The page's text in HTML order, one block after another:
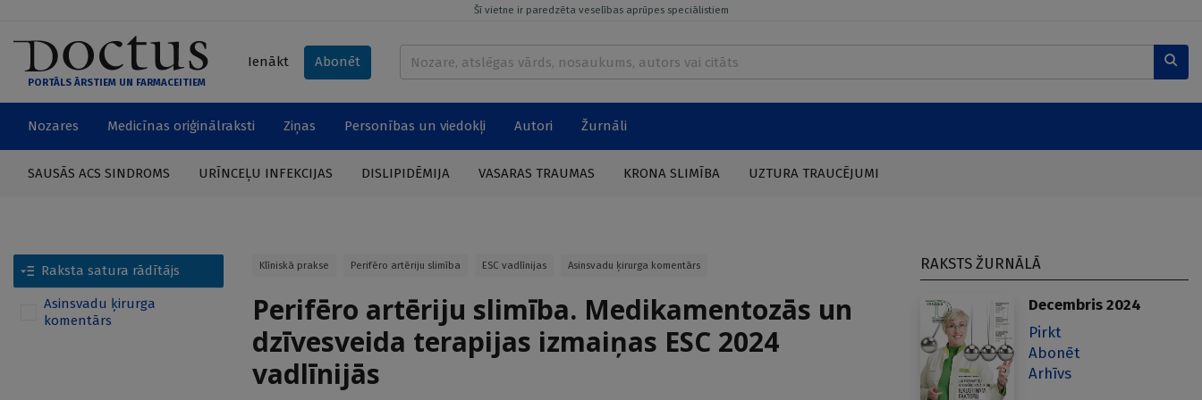
Šī vietne ir paredzēta veselības aprūpes speciālistiem
PORTĀLS ĀRSTIEM UN FARMACEITIEM
Ienākt Abonēt
Nozares Medicīnas oriģinālraksti Ziņas Personības un viedokļi Autori Žurnāli
SAUSĀS ACS SINDROMS URĪNCEĻU INFEKCIJAS DISLIPIDĒMIJA VASARAS TRAUMAS KRONA SLIMĪBA UZTURA TRAUCĒJUMI
Raksta satura rādītājs
Asinsvadu ķirurga
komentārs
Klīniskā prakse Perifēro artēriju slimība ESC vadlīnijas Asinsvadu ķirurga komentārs
Perifēro artēriju slimība. Medikamentozās un
dzīvesveida terapijas izmaiņas ESC 2024
vadlīnijās
RAKSTS ŽURNĀLĀ
Decembris 2024
Pirkt
Abonēt
Arhīvs